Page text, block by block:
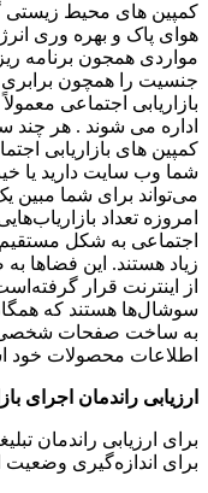
کمپین هاى محیط زیستى
هواى پاک و بهره ورى
مواردى همجون برنامه
جنسیت را همچون برابرى
بازاریابى اجتماعى
اداره مى شوند . هر
شما وب سایت دارید یا
می‌تواند برای شما مبین
امروزه تعداد
اجتماعی به شکل مستقیم
زیاد هستند. این فضاها
از اینترنت قرار
سوشال‌ها هستند که
به ساخت صفحات شخصی
اطلاعات محصولات خود
ارزیابی راندمان اجرای
برای اندازه‌گیری وضعیت